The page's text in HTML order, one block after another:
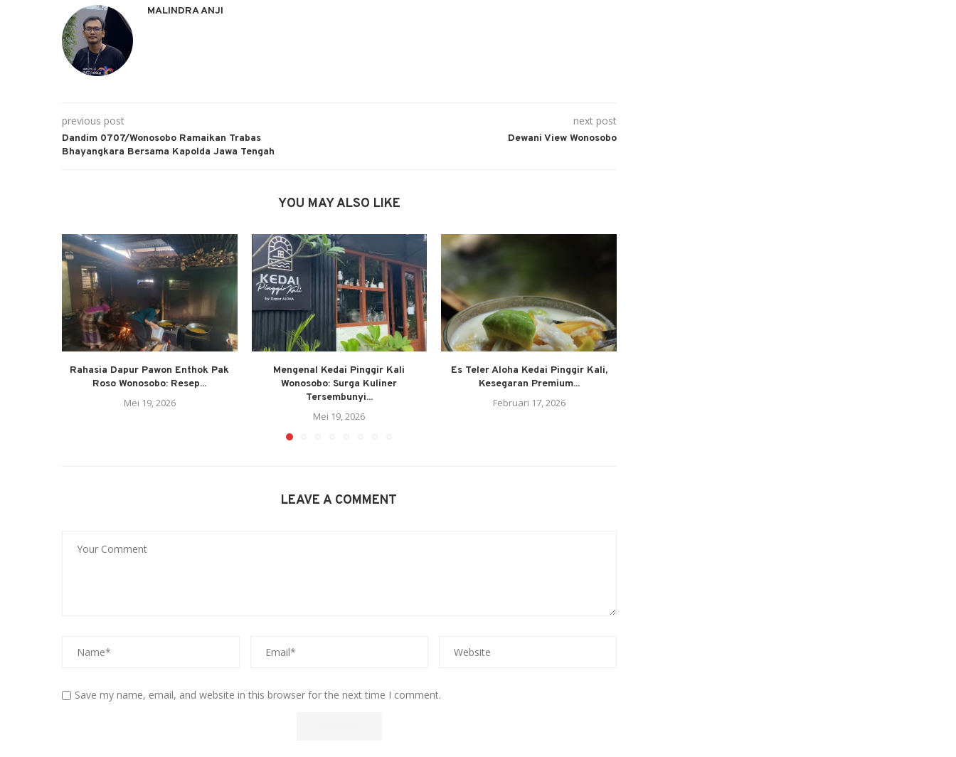
MALINDRA ANJI
previous post
Dandim 0707/Wonosobo Ramaikan Trabas
Bhayangkara Bersama Kapolda Jawa Tengah
next post
Dewani View Wonosobo
YOU MAY ALSO LIKE
Rahasia Dapur Pawon Enthok Pak
Roso Wonosobo: Resep...
Mei 19, 2026
Mengenal Kedai Pinggir Kali
Wonosobo: Surga Kuliner
Tersembunyi...
Mei 19, 2026
Es Teler Aloha Kedai Pinggir Kali,
Kesegaran Premium...
Februari 17, 2026
LEAVE A COMMENT
Save my name, email, and website in this browser for the next time I comment.